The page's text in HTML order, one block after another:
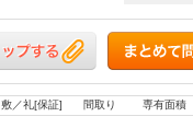
敷／礼[保証] 間取り 専有面積